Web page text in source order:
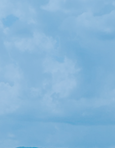
【会議報告】諏訪地域６市町村連